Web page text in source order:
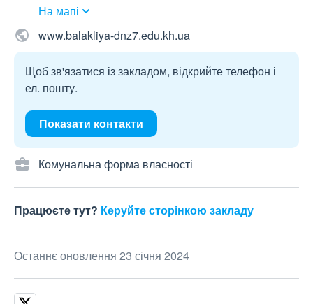
На мапі
www.balakliya-dnz7.edu.kh.ua
Щоб зв'язатися із закладом, відкрийте телефон і
ел. пошту.
Показати контакти
Комунальна форма власності
Працюєте тут? Керуйте сторінкою закладу
Останнє оновлення 23 січня 2024